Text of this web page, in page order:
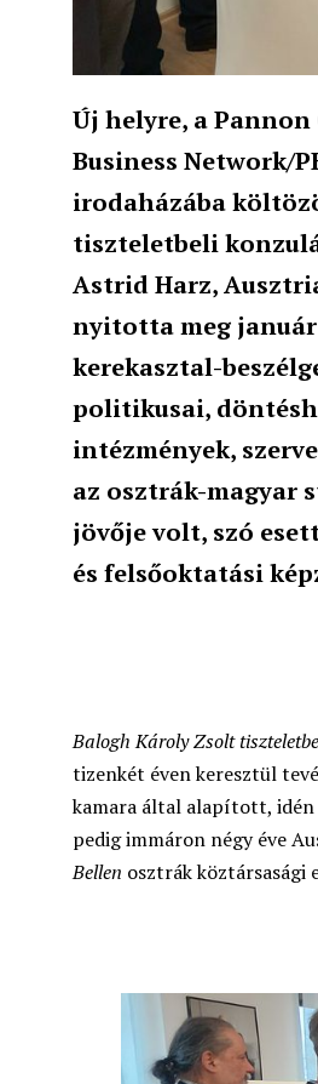
Új helyre, a
Business Network/
irodaházába
tiszteletbeli
Astrid Harz,
nyitotta meg
kerekasztal-
politikusai,
intézmények,
az osztrák-magyar
jövője volt, szó
és felsőoktatási
Balogh Károly Zsolt
tizenkét éven keresztül
kamara által alapított, idén
pedig immáron négy éve
Bellen osztrák köztársasági